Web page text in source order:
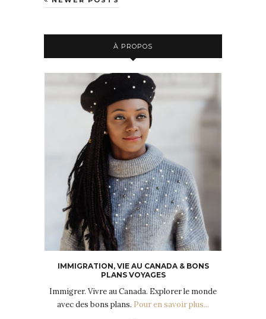
À PROPOS
IMMIGRATION, VIE AU CANADA & BONS
PLANS VOYAGES
Immigrer. Vivre au Canada. Explorer le monde
avec des bons plans. Pour en savoir plus...